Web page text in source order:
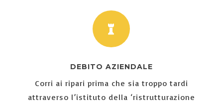

DEBITO AZIENDALE
Corri ai ripari prima che sia troppo tardi
attraverso l’istituto della ‘ristrutturazione